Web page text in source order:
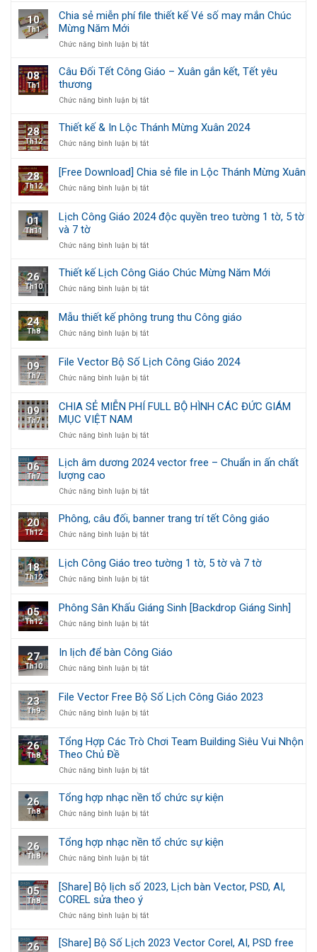
Công
Giáo
VECTOR
BỘ
LỊCH
DƯƠNG
2025
10
Th1
Chia sẻ miễn phí file thiết kế Vé số may mắn Chúc
Mừng Năm Mới
Chức năng bình luận bị tắtở
sẻ
miễn
file
kế
số
mắn
Mừng
Mới
08
Th1
Câu Đối Tết Công Giáo – Xuân gắn kết, Tết yêu
thương
Chức năng bình luận bị tắtở
Đối
Tết
Công
–
gắn
Tết
28
Th12
Thiết kế & In Lộc Thánh Mừng Xuân 2024
Chức năng bình luận bị tắtở
&
In
Thánh
Mừng
2024
28
Th12
[Free Download] Chia sẻ file in Lộc Thánh Mừng Xuân
Chức năng bình luận bị tắtở
Download]
Chia
file
Lộc
Thánh
Mừng
01
Th11
Lịch Công Giáo 2024 độc quyền treo tường 1 tờ, 5 tờ
và 7 tờ
Chức năng bình luận bị tắtở
Công
Giáo
2024
quyền
tường
tờ,
5
tờ
7
26
Th10
Thiết kế Lịch Công Giáo Chúc Mừng Năm Mới
Chức năng bình luận bị tắtở
Lịch
Công
Chúc
Mừng
Năm
24
Th8
Mẫu thiết kế phông trung thu Công giáo
Chức năng bình luận bị tắtở
kế
phông
thu
Công
09
Th7
File Vector Bộ Số Lịch Công Giáo 2024
Chức năng bình luận bị tắtở
Bộ
Lịch
Giáo
2024
09
Th7
CHIA SẺ MIỄN PHÍ FULL BỘ HÌNH CÁC ĐỨC GIÁM
MỤC VIỆT NAM
Chức năng bình luận bị tắtở
SẺ
MIỄN
FULL
ĐỨC
MỤC
NAM
06
Th7
Lịch âm dương 2024 vector free – Chuẩn in ấn chất
lượng cao
Chức năng bình luận bị tắtở
dương
2024
free
Chuẩn
ấn
chất
lượng
20
Th12
Phông, câu đối, banner trang trí tết Công giáo
Chức năng bình luận bị tắtở
đối,
banner
trí
tết
Công
18
Th12
Lịch Công Giáo treo tường 1 tờ, 5 tờ và 7 tờ
Chức năng bình luận bị tắtở
Giáo
treo
tờ,
5
và
7
tờ
05
Th12
Phông Sân Khấu Giáng Sinh [Backdrop Giáng Sinh]
Chức năng bình luận bị tắtở
Khấu
Giáng
[Backdrop
Giáng
Sinh]
27
Th10
In lịch để bàn Công Giáo
Chức năng bình luận bị tắtở
để
bàn
Giáo
23
Th9
File Vector Free Bộ Số Lịch Công Giáo 2023
Chức năng bình luận bị tắtở
Free
Số
Công
Giáo
2023
26
Th8
Tổng Hợp Các Trò Chơi Team Building Siêu Vui Nhộn
Theo Chủ Đề
Chức năng bình luận bị tắtở
Hợp
Các
Trò
Team
Building
Siêu
Nhộn
Đề
26
Th8
Tổng hợp nhạc nền tổ chức sự kiện
Chức năng bình luận bị tắtở
hợp
nhạc
nền
chức
sự
26
Th8
Tổng hợp nhạc nền tổ chức sự kiện
Chức năng bình luận bị tắtở
nhạc
tổ
sự
kiện
05
Th8
[Share] Bộ lịch số 2023, Lịch bàn Vector, PSD, AI,
COREL sửa theo ý
Chức năng bình luận bị tắtở
Bộ
lịch
26 [Share] Bộ Số Lịch 2023 Vector Corel, AI, PSD free